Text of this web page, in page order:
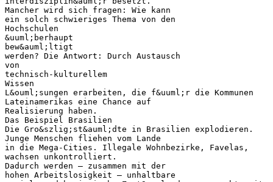
Mancher wird sich fragen: Wie kann
ein solch schwieriges Thema von den
Hochschulen
&uuml;berhaupt
bew&auml;ltigt
werden? Die Antwort: Durch Austausch
von
technisch-kulturellem
Wissen
L&ouml;sungen erarbeiten, die f&uuml;r die Kommunen
Lateinamerikas eine Chance auf
Realisierung haben.
Das Beispiel Brasilien
Die Gro&szlig;st&auml;dte in Brasilien explodieren.
Junge Menschen fliehen vom Lande
in die Mega-Cities. Illegale Wohnbezirke, Favelas,
wachsen unkontrolliert.
Dadurch werden – zusammen mit der
hohen Arbeitslosigkeit – unhaltbare